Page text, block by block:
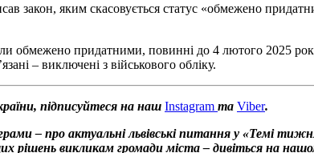
закон, яким скасовується статус «обмежено
обмежено придатними, повинні до 4 лютого 2025
– виключені з військового обліку.
підписуйтеся на наш Instagram та Viber.
– про актуальні львівські питання у «Темі
рішень викликам громади міста – дивіться на